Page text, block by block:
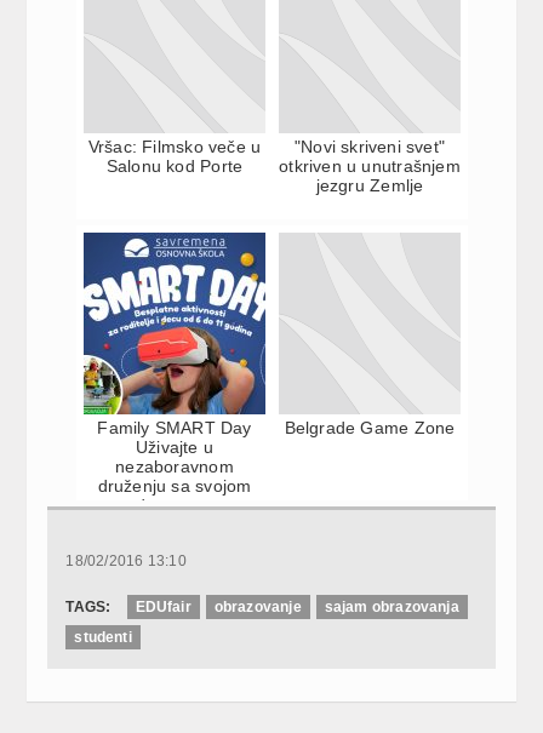
Vršac: Filmsko veče u
Salonu kod Porte
"Novi skriveni svet"
otkriven u unutrašnjem
jezgru Zemlje
Family SMART Day
Uživajte u
nezaboravnom
druženju sa svojom
decom na
Belgrade Game Zone
18/02/2016 13:10
TAGS: EDUfair obrazovanje
sajam obrazovanja
studenti